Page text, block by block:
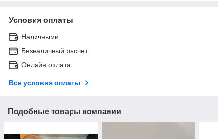
Условия оплаты
Наличными
Безналичный расчет
Онлайн оплата
Все условия оплаты
Подобные товары компании